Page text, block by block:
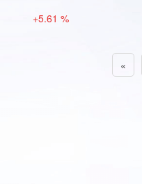
+5.61 %
«